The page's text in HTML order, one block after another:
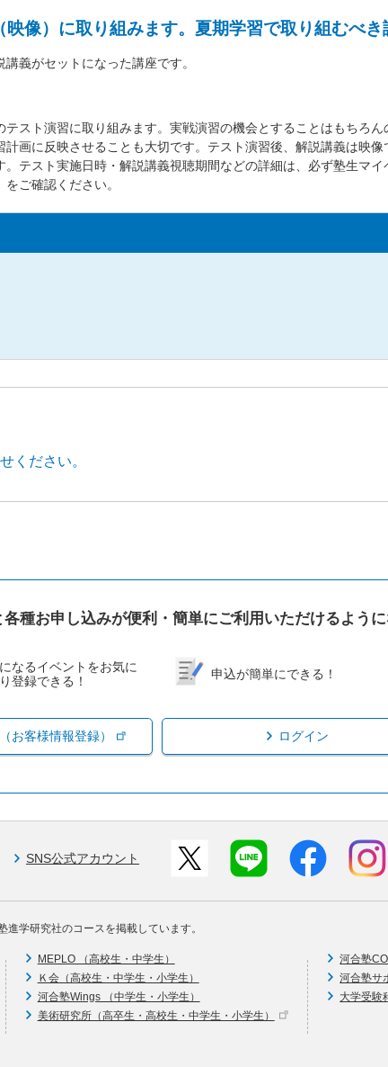
像）に取り組みます。夏期学習で取り組むべき
義がセットになった講座です。
スト演習に取り組みます。実戦演習の機会とすることはもちろ
画に反映させることも大切です。テスト演習後、解説講義は映像
テスト実施日時・解説講義視聴期間などの詳細は、必ず塾生マイ
ご確認ください。
ください。
種お申し込みが便利・簡単にご利用いただけるように
なるイベントをお気に
登録できる！
申込が簡単にできる！
お客様情報登録） ログイン
SNS公式アカウント
学研究社のコースを掲載しています。
MEPLO （高校生・中学生）
Ｋ会（高校生・中学生・小学生）
河合塾Wings （中学生・小学生）
美術研究所（高卒生・高校生・中学生・小学生）
河合塾
河合塾サ
大学受験